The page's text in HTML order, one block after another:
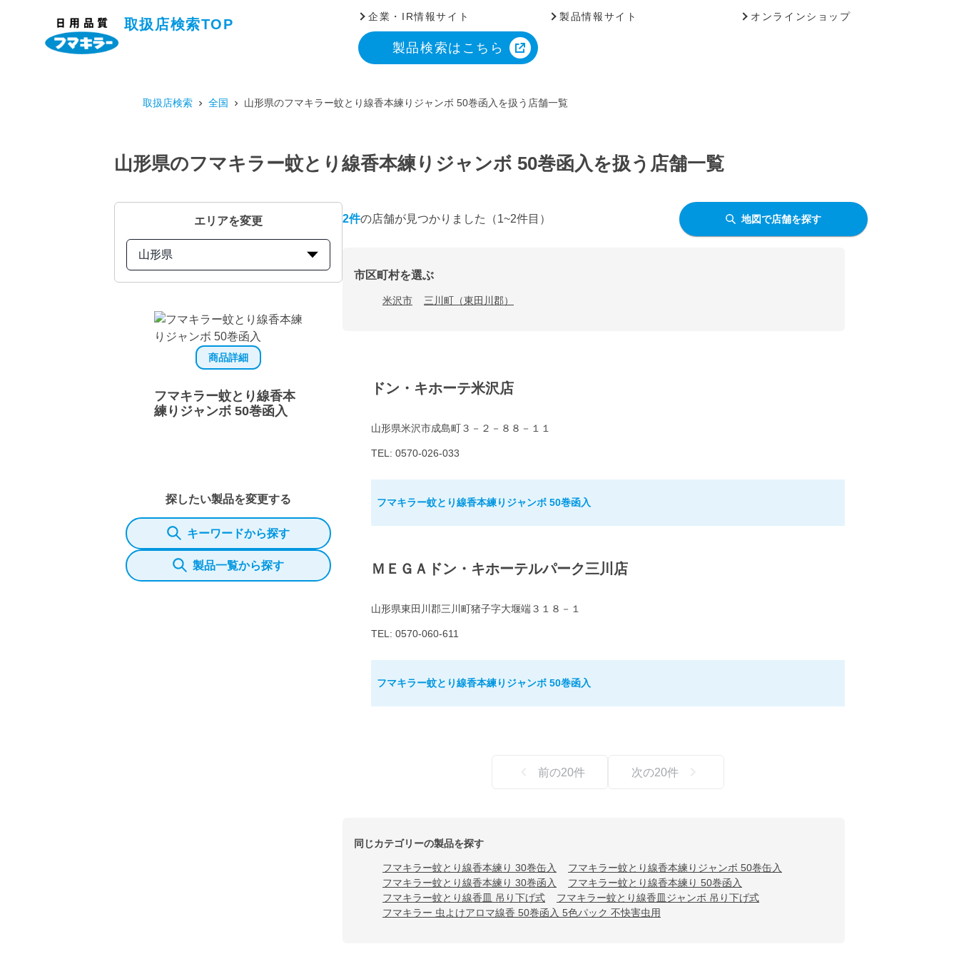
取扱店検索TOP
企業・IR情報サイト 製品情報サイト オンラインショップ
製品検索はこちら
取扱店検索 全国 山形県のフマキラー蚊とり線香本練りジャンボ 50巻函入を扱う店舗一覧
山形県のフマキラー蚊とり線香本練りジャンボ 50巻函入を扱う店舗一覧
エリアを変更
山形県
商品詳細
フマキラー蚊とり線香本
練りジャンボ 50巻函入
探したい製品を変更する
キーワードから探す
製品一覧から探す
2件の店舗が見つかりました （1~2件目） 地図で店舗を探す
市区町村を選ぶ
米沢市 三川町（東田川郡）
ドン・キホーテ米沢店
山形県米沢市成島町３－２－８８－１１
TEL: 0570-026-033
フマキラー蚊とり線香本練りジャンボ 50巻函入
ＭＥＧＡドン・キホーテルパーク三川店
山形県東田川郡三川町猪子字大堰端３１８－１
TEL: 0570-060-611
フマキラー蚊とり線香本練りジャンボ 50巻函入
前の20件 次の20件
同じカテゴリーの製品を探す
フマキラー蚊とり線香本練り 30巻缶入
フマキラー蚊とり線香本練りジャンボ 50巻缶入
フマキラー蚊とり線香本練り 30巻函入
フマキラー蚊とり線香本練り 50巻函入
フマキラー蚊とり線香皿 吊り下げ式
フマキラー蚊とり線香皿ジャンボ 吊り下げ式
フマキラー 虫よけアロマ線香 50巻函入 5色パック 不快害虫用